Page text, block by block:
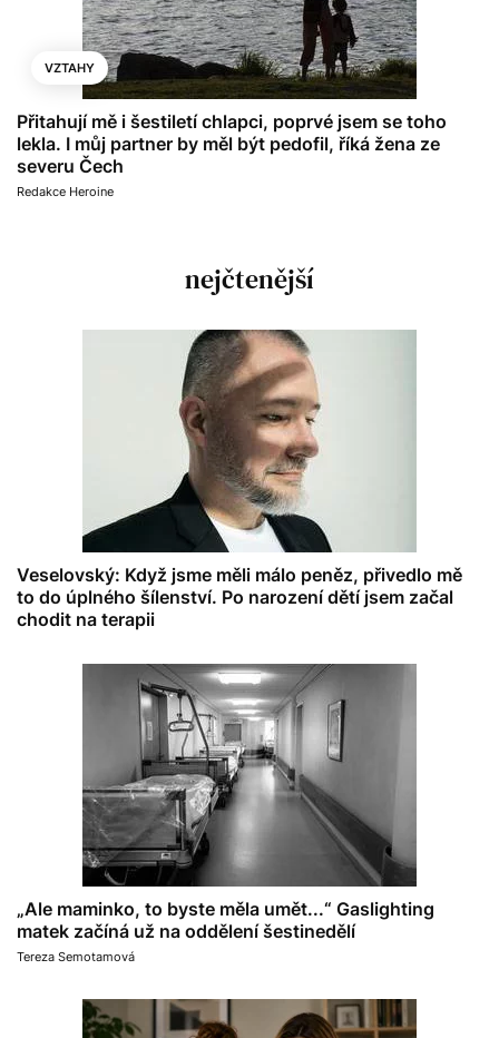
VZTAHY
Přitahují mě i šestiletí chlapci, poprvé jsem se toho
lekla. I můj partner by měl být pedofil, říká žena ze
severu Čech
Redakce Heroine
nejčtenější
Veselovský: Když jsme měli málo peněz, přivedlo mě
to do úplného šílenství. Po narození dětí jsem začal
chodit na terapii
„Ale maminko, to byste měla umět...“ Gaslighting
matek začíná už na oddělení šestinedělí
Tereza Semotamová